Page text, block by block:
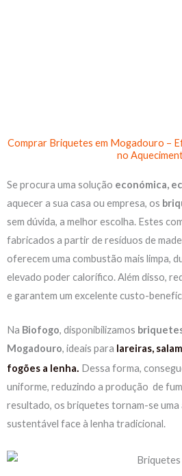
Comprar Briquetes em Mogadouro –
no
Se procura uma solução económica,
aquecer a sua casa ou empresa, os
sem dúvida, a melhor escolha. Estes
fabricados a partir de resíduos de
oferecem uma combustão mais limpa,
elevado poder calorífico. Além disso,
e garantem um excelente custo-
Na Biofogo, disponibilizamos
Mogadouro, ideais para lareiras,
fogões a lenha. Dessa forma,
uniforme, reduzindo a produção de
resultado, os briquetes tornam-se uma
sustentável face à lenha tradicional.